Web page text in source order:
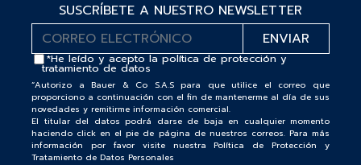
SUSCRÍBETE A NUESTRO NEWSLETTER
*He leído y acepto lapolítica de protección y
tratamiento de datos
“Autorizo a Bauer & Co S.A.S para que utilice el correo que
proporciono a continuación con el fin de mantenerme al día de sus
novedades y remitirme información comercial.
El titular del datos podrá darse de baja en cualquier momento
haciendo click en el pie de página de nuestros correos. Para más
información por favor visite nuestra Política de Protección y
Tratamiento de Datos Personales